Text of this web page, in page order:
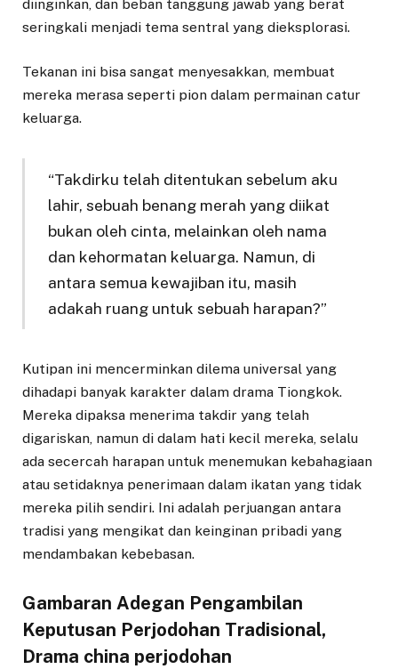
diinginkan, dan beban tanggung jawab yang berat
seringkali menjadi tema sentral yang dieksplorasi.
Tekanan ini bisa sangat menyesakkan, membuat
mereka merasa seperti pion dalam permainan catur
keluarga.
“Takdirku telah ditentukan sebelum aku
lahir, sebuah benang merah yang diikat
bukan oleh cinta, melainkan oleh nama
dan kehormatan keluarga. Namun, di
antara semua kewajiban itu, masih
adakah ruang untuk sebuah harapan?”
Kutipan ini mencerminkan dilema universal yang
dihadapi banyak karakter dalam drama Tiongkok.
Mereka dipaksa menerima takdir yang telah
digariskan, namun di dalam hati kecil mereka, selalu
ada secercah harapan untuk menemukan kebahagiaan
atau setidaknya penerimaan dalam ikatan yang tidak
mereka pilih sendiri. Ini adalah perjuangan antara
tradisi yang mengikat dan keinginan pribadi yang
mendambakan kebebasan.
Gambaran Adegan Pengambilan
Keputusan Perjodohan Tradisional,
Drama china perjodohan